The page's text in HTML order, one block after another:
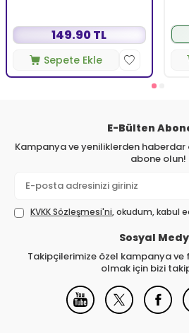
149.90 TL
Sepete Ekle
E-Bülten
Kampanya ve yeniliklerden
abone olun!
KVKK Sözleşmesi'ni, okudum, kabul
Sosyal
Takipçilerimize özel kampanya
olmak için bizi